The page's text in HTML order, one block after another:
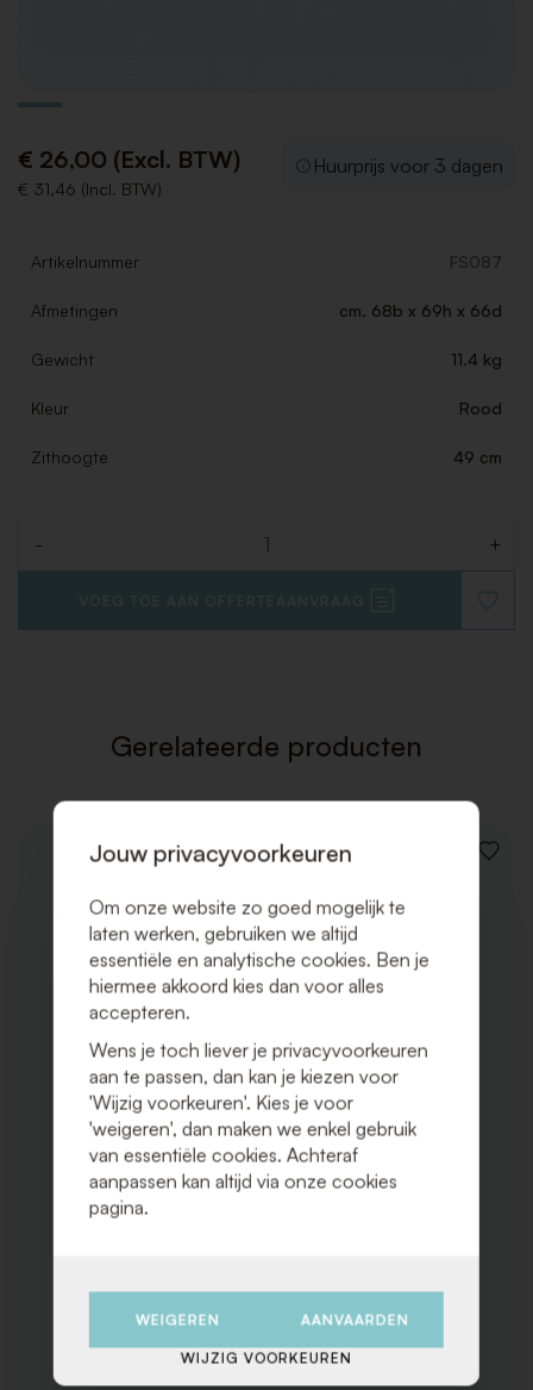
€ 26,00 (Excl. BTW)
€ 31,46 (Incl. BTW)
Huurprijs voor 3 dagen
Artikelnummer FS087
Afmetingen cm. 68b x 69h x 66d
Gewicht 11.4 kg
Kleur Rood
Zithoogte 49 cm
- +
VOEG TOE AAN OFFERTEAANVRAAG
TOE
Gerelateerde producten
VOEG
Jouw privacyvoorkeuren
Om onze website zo goed mogelijk te
laten werken, gebruiken we altijd
essentiële en analytische cookies. Ben je
hiermee akkoord kies dan voor alles
accepteren.
Wens je toch liever je privacyvoorkeuren
aan te passen, dan kan je kiezen voor
'Wijzig voorkeuren'. Kies je voor
'weigeren', dan maken we enkel gebruik
van essentiële cookies. Achteraf
aanpassen kan altijd via onze cookies
pagina.
WEIGEREN AANVAARDEN
WIJZIG VOORKEUREN